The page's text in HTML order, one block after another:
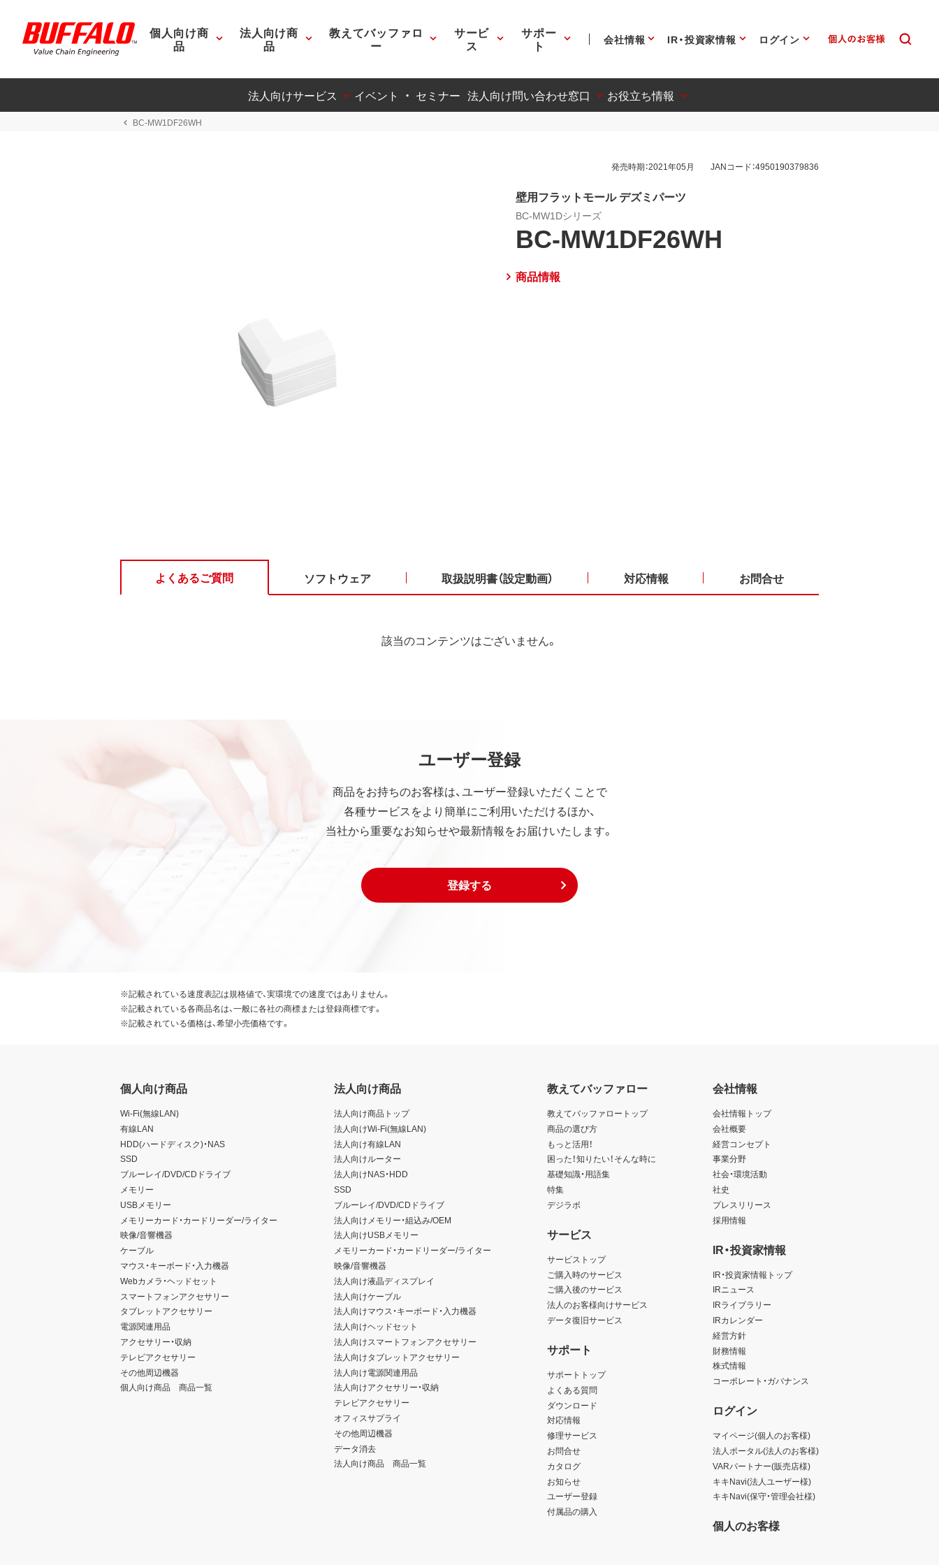
個人向け商
品
法人向け商
品
教えてバッファロ
ー
サービ
ス
サポー
ト 会社情報 IR・投資家情報 ログイン
法人向けサービス イベント ・ セミナー 法人向け問い合わせ窓口 お役立ち情報
BC-MW1DF26WH
発売時期：2021年05月 JANコード：4950190379836
壁用フラットモール デズミパーツ
BC-MW1Dシリーズ
BC-MW1DF26WH
商品情報
よくあるご質問 ソフトウェア 取扱説明書（設定動画） 対応情報 お問合せ
該当のコンテンツはございません。
ユーザー登録
商品をお持ちのお客様は、ユーザー登録いただくことで
各種サービスをより簡単にご利用いただけるほか、
当社から重要なお知らせや最新情報をお届けいたします。
登録する
※記載されている速度表記は規格値で、実環境での速度ではありません。
※記載されている各商品名は、一般に各社の商標または登録商標です。
※記載されている価格は、希望小売価格です。
個人向け商品
Wi-Fi(無線LAN)
有線LAN
HDD(ハードディスク)・NAS
SSD
ブルーレイ/DVD/CDドライブ
メモリー
USBメモリー
メモリーカード・カードリーダー/ライター
映像/音響機器
ケーブル
マウス・キーボード・入力機器
Webカメラ・ヘッドセット
スマートフォンアクセサリー
タブレットアクセサリー
電源関連用品
アクセサリー・収納
テレビアクセサリー
その他周辺機器
個人向け商品 商品一覧
法人向け商品
法人向け商品トップ
法人向けWi-Fi(無線LAN)
法人向け有線LAN
法人向けルーター
法人向けNAS・HDD
SSD
ブルーレイ/DVD/CDドライブ
法人向けメモリー・組込み/OEM
法人向けUSBメモリー
メモリーカード・カードリーダー/ライター
映像/音響機器
法人向け液晶ディスプレイ
法人向けケーブル
法人向けマウス・キーボード・入力機器
法人向けヘッドセット
法人向けスマートフォンアクセサリー
法人向けタブレットアクセサリー
法人向け電源関連用品
法人向けアクセサリー・収納
テレビアクセサリー
オフィスサプライ
その他周辺機器
データ消去
法人向け商品 商品一覧
教えてバッファロー
教えてバッファロートップ
商品の選び方
もっと活用！
困った！知りたい！そんな時に
基礎知識・用語集
特集
デジラボ
サービス
サービストップ
ご購入時のサービス
ご購入後のサービス
法人のお客様向けサービス
データ復旧サービス
サポート
サポートトップ
よくある質問
ダウンロード
対応情報
修理サービス
お問合せ
カタログ
お知らせ
ユーザー登録
付属品の購入
会社情報
会社情報トップ
会社概要
経営コンセプト
事業分野
社会・環境活動
社史
プレスリリース
採用情報
IR・投資家情報
IR・投資家情報トップ
IRニュース
IRライブラリー
IRカレンダー
経営方針
財務情報
株式情報
コーポレート・ガバナンス
ログイン
マイページ(個人のお客様)
法人ポータル(法人のお客様)
VARパートナー(販売店様)
キキNavi(法人ユーザー様)
キキNavi(保守・管理会社様)
個人のお客様